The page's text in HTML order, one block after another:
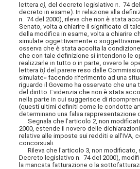
letterac) , del decreto legislativo n. 74
decreto in esame). In relazione alla
n. 74 del 2000), rileva che non è stata
Senato, volta a chiarire il significato di
della modifica in esame, volta a chiarire
simulate oggettivamente o
osserva che è stata accolta la
che con tale definizione si intendono le
realizzarle in tutto o in parte, ovvero le
letterab) del parere reso dalle
simulate» facendo riferimento ad una
riguardo il Governo ha osservato che
del diritto. Evidenzia che non è stata
nella parte in cui suggerisce di
(questi ultimi definiti come le condotte
determinano una falsa rappresentazione
Segnala che l'articolo 2, non
2000, estende il novero delle
relative alle imposte sui redditi e all'IVA,
concorsuali.
Rileva che l'articolo 3, non modificato,
Decreto legislativo n. 74 del 2000),
la mancata fatturazione o la